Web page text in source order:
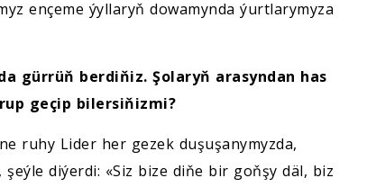
ençeme ýyllaryň dowamynda ýurtlarymyza
gürrüň berdiňiz. Şolaryň arasyndan has
geçip bilersiňizmi?
ruhy Lider her gezek duşuşanymyzda,
diýerdi: «Siz bize diňe bir goňşy däl, biz